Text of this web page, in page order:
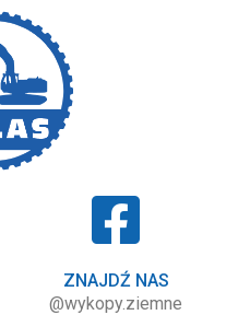
ZNAJDŹ NAS
@wykopy.ziemne